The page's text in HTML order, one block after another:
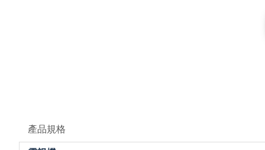
產品規格